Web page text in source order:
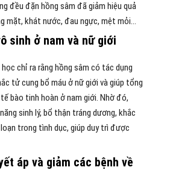
đều đặn hồng sâm đã giảm hiệu quả
mặt, khát nước, đau ngực, mệt mỏi…
sinh ở nam và nữ giới
chỉ ra rằng hồng sâm có tác dụng
tử cung bổ máu ở nữ giới và giúp tổng
bào tinh hoàn ở nam giới. Nhờ đó,
sinh lý, bổ thận tráng dương, khắc
trong tình dục, giúp duy trì được
áp và giảm các bệnh về